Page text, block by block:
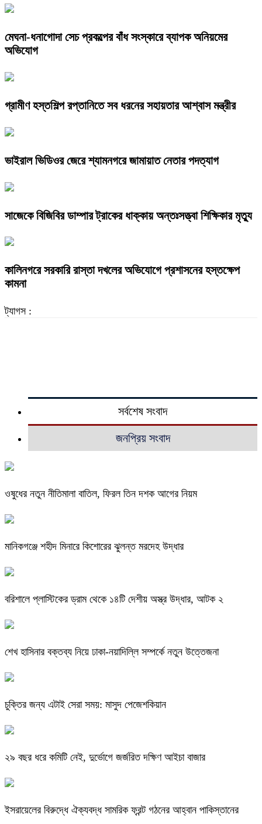
মেঘনা-ধনাগোদা সেচ প্রকল্পের বাঁধ সংস্কারে ব্যাপক অনিয়মের
অভিযোগ
গ্রামীণ হস্তশিল্প রপ্তানিতে সব ধরনের সহায়তার আশ্বাস মন্ত্রীর
ভাইরাল ভিডিওর জেরে শ্যামনগরে জামায়াত নেতার পদত্যাগ
সাজেকে বিজিবির ডাম্পার ট্রাকের ধাক্কায় অন্তঃসত্ত্বা শিক্ষিকার মৃত্যু
কালিনগরে সরকারি রাস্তা দখলের অভিযোগে প্রশাসনের হস্তক্ষেপ
কামনা
ট্যাগস :
সর্বশেষ সংবাদ
জনপ্রিয় সংবাদ
ওষুধের নতুন নীতিমালা বাতিল, ফিরল তিন দশক আগের নিয়ম
মানিকগঞ্জে শহীদ মিনারে কিশোরের ঝুলন্ত মরদেহ উদ্ধার
বরিশালে প্লাস্টিকের ড্রাম থেকে ১৪টি দেশীয় অস্ত্র উদ্ধার, আটক ২
শেখ হাসিনার বক্তব্য নিয়ে ঢাকা-নয়াদিল্লি সম্পর্কে নতুন উত্তেজনা
চুক্তির জন্য এটাই সেরা সময়: মাসুদ পেজেশকিয়ান
২৯ বছর ধরে কমিটি নেই, দুর্ভোগে জর্জরিত দক্ষিণ আইচা বাজার
ইসরায়েলের বিরুদ্ধে ঐক্যবদ্ধ সামরিক ফ্রন্ট গঠনের আহ্বান পাকিস্তানের